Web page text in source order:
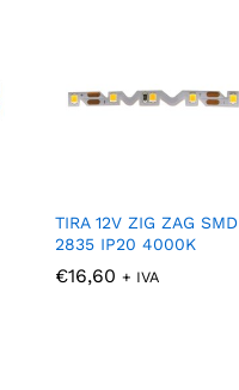
TIRA 12V ZIG ZAG SMD
2835 IP20 4000K
€16,60 + IVA
€16,60